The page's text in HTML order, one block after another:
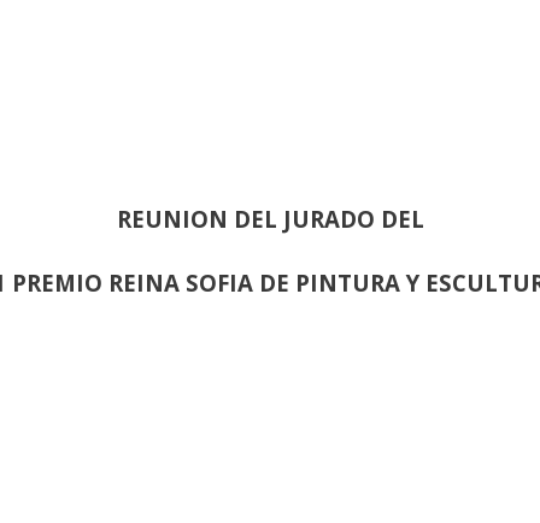
REUNION DEL JURADO DEL
PREMIO REINA SOFIA DE PINTURA Y